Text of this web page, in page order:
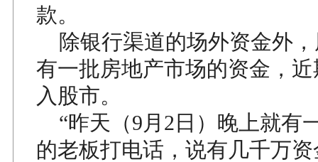
款。
除银行渠道的场外资金外
有一批房地产市场的资金，
入股市。
“昨天（9月2日）晚上就有
的老板打电话，说有几千万